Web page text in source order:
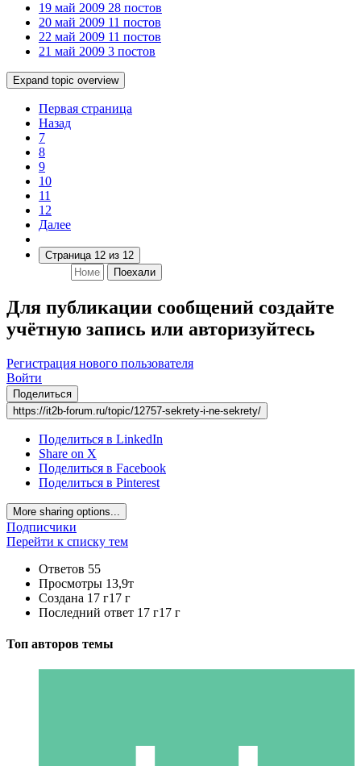
19 май 2009 28 постов
20 май 2009 11 постов
22 май 2009 11 постов
21 май 2009 3 постов
Expand topic overview
Первая страница
Назад
7
8
9
10
11
12
Далее
Страница 12 из 12
Поехали
Для публикации сообщений создайте
учётную запись или авторизуйтесь
Регистрация нового пользователя
Войти
Поделиться
https://it2b-forum.ru/topic/12757-sekrety-i-ne-sekrety/
Поделиться в LinkedIn
Share on X
Поделиться в Facebook
Поделиться в Pinterest
More sharing options...
Подписчики
Перейти к списку тем
Ответов 55
Просмотры 13,9т
Создана 17 г17 г
Последний ответ 17 г17 г
Топ авторов темы